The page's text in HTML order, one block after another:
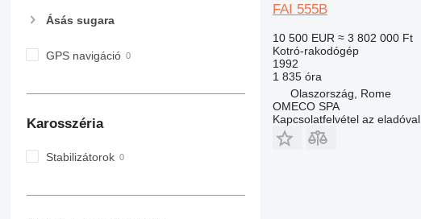
Ásás sugara
GPS navigáció
Karosszéria
Stabilizátorok
FAI 555B
10 500 EUR ≈ 3 802 000 Ft
Kotró-rakodógép
1992
1 835 óra
Olaszország, Rome
OMECO SPA
Kapcsolatfelvétel az eladóval